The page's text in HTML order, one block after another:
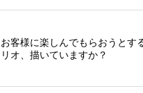
お客様に楽しんでもらおうとす
リオ、描いていますか？